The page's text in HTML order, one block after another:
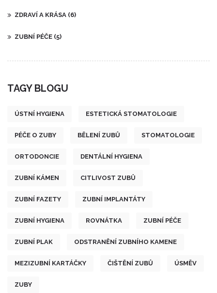
ZDRAVÍ A KRÁSA (6)
ZUBNÍ PÉČE (5)
TAGY BLOGU
ÚSTNÍ HYGIENA ESTETICKÁ STOMATOLOGIE
PÉČE O ZUBY BĚLENÍ ZUBŮ STOMATOLOGIE
ORTODONCIE DENTÁLNÍ HYGIENA
ZUBNÍ KÁMEN CITLIVOST ZUBŮ
ZUBNÍ FAZETY ZUBNÍ IMPLANTÁTY
ZUBNÍ HYGIENA ROVNÁTKA ZUBNÍ PÉČE
ZUBNÍ PLAK ODSTRANĚNÍ ZUBNÍHO KAMENE
MEZIZUBNÍ KARTÁČKY ČIŠTĚNÍ ZUBŮ ÚSMĚV
ZUBY